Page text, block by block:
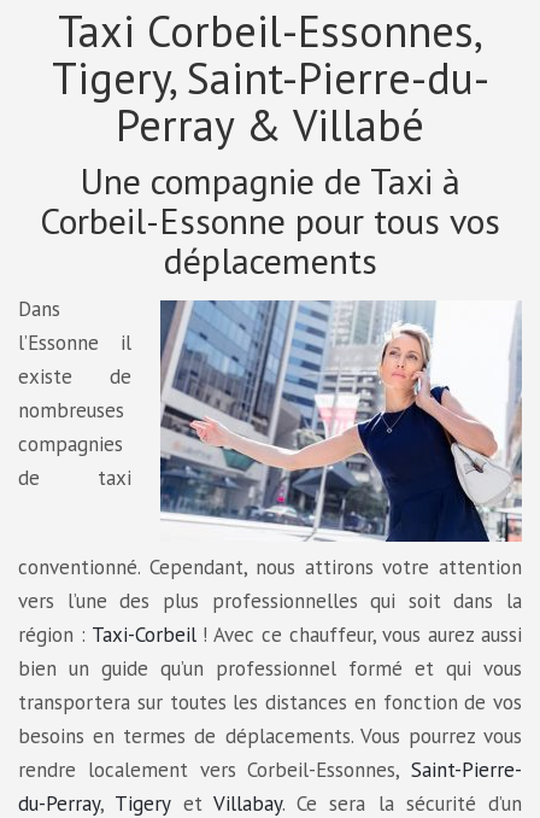
Taxi Corbeil-Essonnes,
Tigery, Saint-Pierre-du-
Perray & Villabé
Une compagnie de Taxi à
Corbeil-Essonne pour tous vos
déplacements
Dans
l’Essonne il
existe de
nombreuses
compagnies
de taxi
conventionné. Cependant, nous attirons votre attention
vers l’une des plus professionnelles qui soit dans la
région : Taxi-Corbeil! Avec ce chauffeur, vous aurez aussi
bien un guide qu’un professionnel formé et qui vous
transportera sur toutes les distances en fonction de vos
besoins en termes de déplacements. Vous pourrez vous
rendre localement vers Corbeil-Essonnes, Saint-Pierre-
du-Perray, Tigeryet Villabay. Ce sera la sécurité d’un